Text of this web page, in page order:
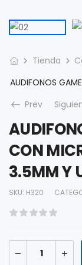
Tienda
Prev
CON
3.5MM Y
SKU: H320